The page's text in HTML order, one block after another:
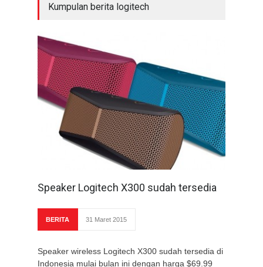
Kumpulan berita logitech
Speaker Logitech X300 sudah tersedia
BERITA 31 Maret 2015
Speaker wireless Logitech X300 sudah tersedia di
Indonesia mulai bulan ini dengan harga $69.99